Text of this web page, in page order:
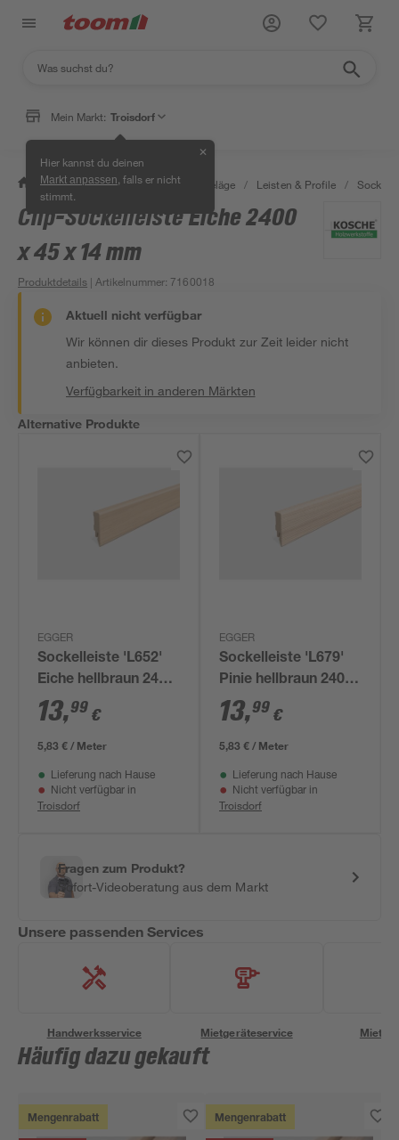
Mein Markt: Troisdorf
Hier kannst du deinen
Markt anpassen , falls er nicht
stimmt.
✕
/ Bauen & Renovieren / Bodenbeläge / Leisten & Profile /
Clip-Sockelleiste Eiche 2400
x 45 x 14 mm
Produktdetails | Artikelnummer: 7160018
Aktuell nicht verfügbar
Wir können dir dieses Produkt zur Zeit leider nicht
anbieten.
Verfügbarkeit in anderen Märkten
Alternative Produkte
EGGER
Sockelleiste 'L652'
Eiche hellbraun 2400
x 58 x 14 mm
13,99 €
5,83 € / Meter
Lieferung nach Hause
Nicht verfügbar in
Troisdorf
EGGER
Sockelleiste 'L679'
Pinie hellbraun 2400
x 58 x 14 mm
13,99 €
5,83 € / Meter
Lieferung nach Hause
Nicht verfügbar in
Troisdorf
Fragen zum Produkt?
Sofort-Videoberatung aus dem Markt
Unsere passenden Services
Handwerksservice Mietgeräteservice
Häufig dazu gekauft
Mengenrabatt Mengenrabatt